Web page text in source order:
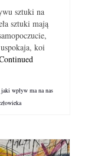
sztuki na
sztuki mają
koi
jaki wpływ ma na nas